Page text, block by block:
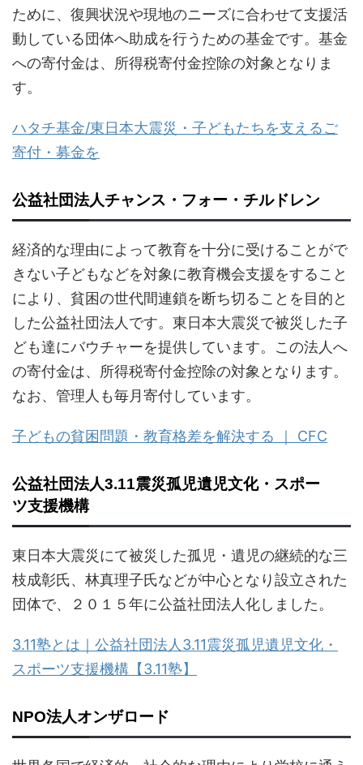
ために、復興状況や現地のニーズに合わせて支援活
動している団体へ助成を行うための基金です。基金
への寄付金は、所得税寄付金控除の対象となりま
す。
ハタチ基金/東日本大震災・子どもたちを支えるご
寄付・募金を
公益社団法人チャンス・フォー・チルドレン
経済的な理由によって教育を十分に受けることがで
きない子どもなどを対象に教育機会支援をすること
により、貧困の世代間連鎖を断ち切ることを目的と
した公益社団法人です。東日本大震災で被災した子
ども達にバウチャーを提供しています。この法人へ
の寄付金は、所得税寄付金控除の対象となります。
なお、管理人も毎月寄付しています。
子どもの貧困問題・教育格差を解決する ｜ CFC
公益社団法人3.11震災孤児遺児文化・スポー
ツ支援機構
東日本大震災にて被災した孤児・遺児の継続的な三
枝成彰氏、林真理子氏などが中心となり設立された
団体で、２０１５年に公益社団法人化しました。
3.11塾とは｜公益社団法人3.11震災孤児遺児文化・
スポーツ支援機構【3.11塾】
NPO法人オンザロード